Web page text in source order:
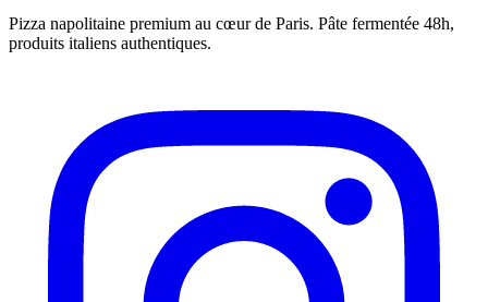
Pizza napolitaine premium au cœur de Paris. Pâte fermentée 48h,
produits italiens authentiques.